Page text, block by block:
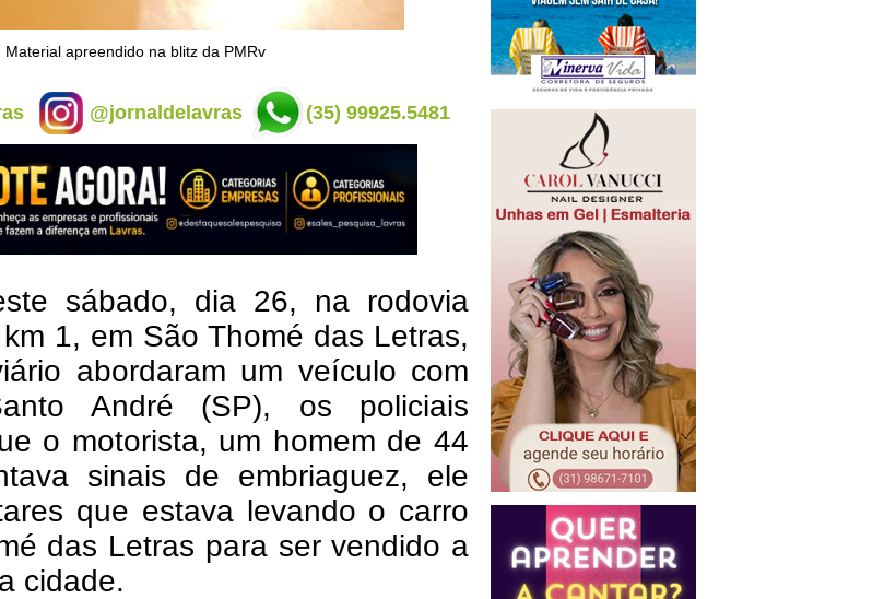
Material apreendido na blitz da PMRv
@jornaldelavras (35) 99925.5481
sábado, dia 26, na rodovia
1, em São Thomé das Letras,
abordaram um veículo com
André (SP), os policiais
o motorista, um homem de 44
sinais de embriaguez, ele
que estava levando o carro
das Letras para ser vendido a
cidade.